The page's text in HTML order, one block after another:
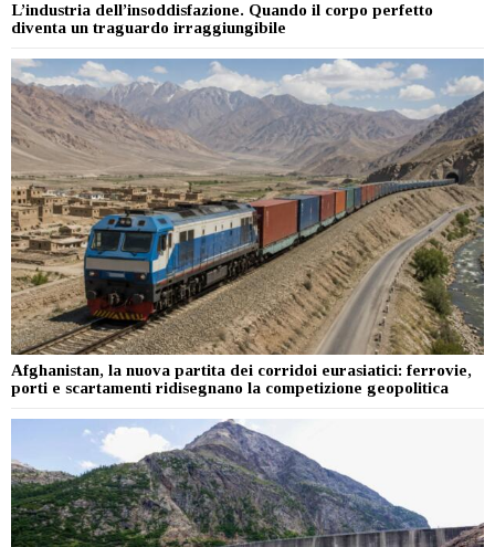
L’industria dell’insoddisfazione. Quando il corpo perfetto
diventa un traguardo irraggiungibile
Afghanistan, la nuova partita dei corridoi eurasiatici: ferrovie,
porti e scartamenti ridisegnano la competizione geopolitica